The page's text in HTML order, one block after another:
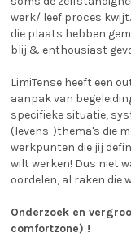
werk/ leef proces
die plaats hebben
blij & enthousiast
LimiTense heeft een
aanpak van
specifieke situatie,
(levens-)thema's die
werkpunten die jij
wilt werken! Dus niet
oordelen, al raken die
Onderzoek en
comfortzone) !